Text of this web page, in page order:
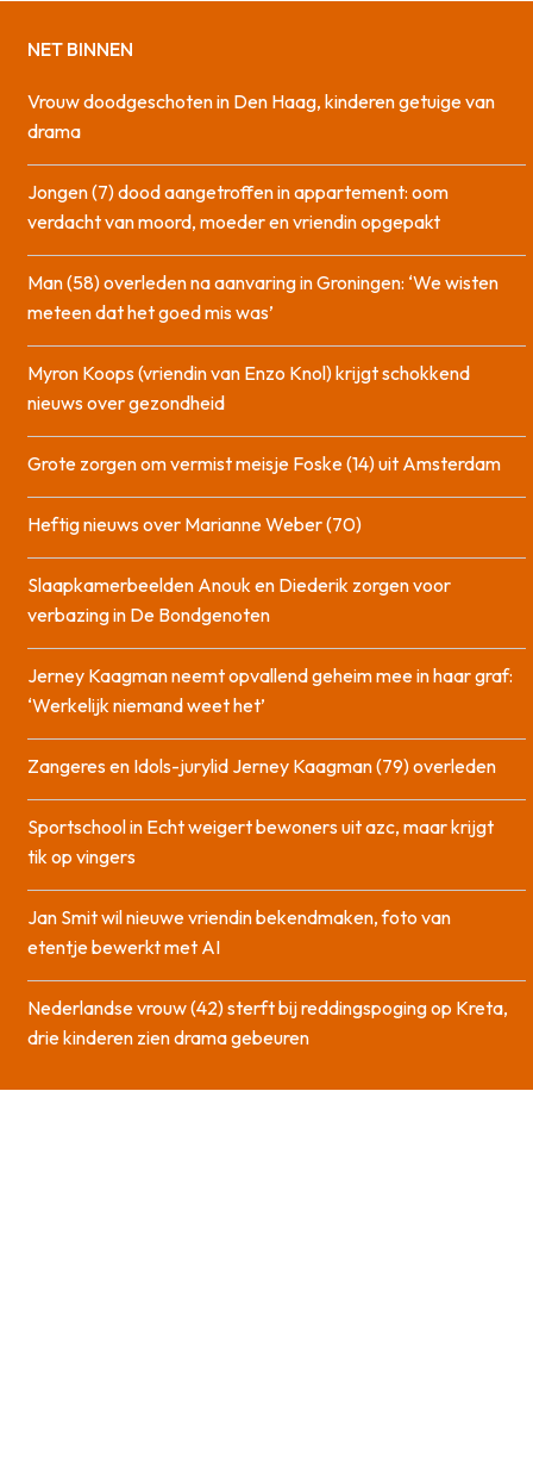
NET BINNEN
Vrouw doodgeschoten in Den Haag, kinderen getuige van
drama
Jongen (7) dood aangetroffen in appartement: oom
verdacht van moord, moeder en vriendin opgepakt
Man (58) overleden na aanvaring in Groningen: ‘We wisten
meteen dat het goed mis was’
Myron Koops (vriendin van Enzo Knol) krijgt schokkend
nieuws over gezondheid
Grote zorgen om vermist meisje Foske (14) uit Amsterdam
Heftig nieuws over Marianne Weber (70)
Slaapkamerbeelden Anouk en Diederik zorgen voor
verbazing in De Bondgenoten
Jerney Kaagman neemt opvallend geheim mee in haar graf:
‘Werkelijk niemand weet het’
Zangeres en Idols-jurylid Jerney Kaagman (79) overleden
Sportschool in Echt weigert bewoners uit azc, maar krijgt
tik op vingers
Jan Smit wil nieuwe vriendin bekendmaken, foto van
etentje bewerkt met AI
Nederlandse vrouw (42) sterft bij reddingspoging op Kreta,
drie kinderen zien drama gebeuren